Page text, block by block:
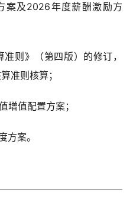
案及2026年度薪酬激励方
则》（第四版）的修订，
准则核算；
增值配置方案；
方案。